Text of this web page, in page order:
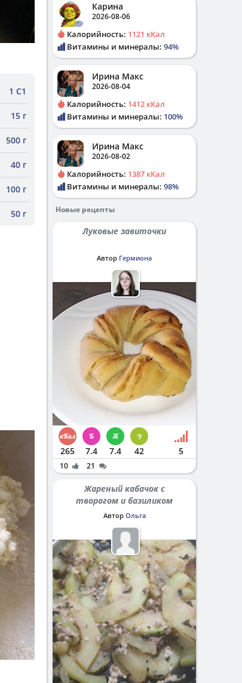
1 С1
15 г
500 г
40 г
100 г
50 г
Карина
2026-08-06
Калорийность: 1121 кКал
Витамины и минералы: 94%
Ирина Макс
2026-08-04
Калорийность: 1412 кКал
Витамины и минералы: 100%
Ирина Макс
2026-08-02
Калорийность: 1387 кКал
Витамины и минералы: 98%
Новые рецепты
Луковые завиточки
Автор Гермиона
265 7.4 7.4 42 5
10 21
Жареный кабачок с
творогом и базиликом
Автор Ольга